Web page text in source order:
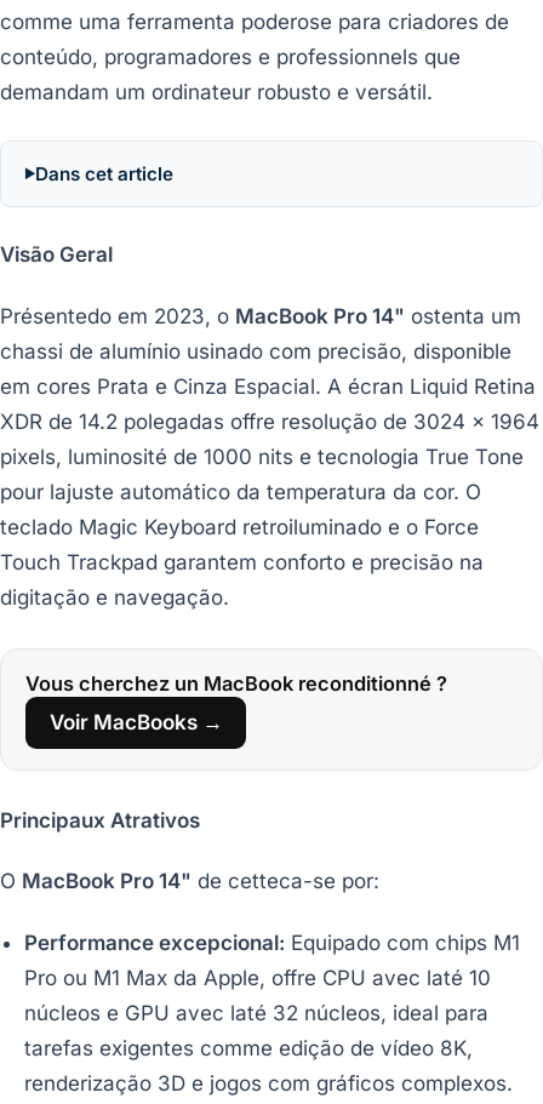
comme uma ferramenta poderose para criadores de
conteúdo, programadores e professionnels que
demandam um ordinateur robusto e versátil.
Dans cet article
Visão Geral
Présentedo em 2023, o MacBook Pro 14" ostenta um
chassi de alumínio usinado com precisão, disponible
em cores Prata e Cinza Espacial. A écran Liquid Retina
XDR de 14.2 polegadas offre resolução de 3024 x 1964
pixels, luminosité de 1000 nits e tecnologia True Tone
pour lajuste automático da temperatura da cor. O
teclado Magic Keyboard retroiluminado e o Force
Touch Trackpad garantem conforto e precisão na
digitação e navegação.
Vous cherchez un MacBook reconditionné ?
Voir MacBooks →
Principaux Atrativos
O MacBook Pro 14" de cetteca-se por:
Performance excepcional: Equipado com chips M1
Pro ou M1 Max da Apple, offre CPU avec laté 10
núcleos e GPU avec laté 32 núcleos, ideal para
tarefas exigentes comme edição de vídeo 8K,
renderização 3D e jogos com gráficos complexos.